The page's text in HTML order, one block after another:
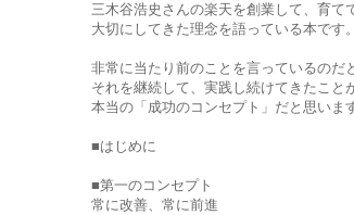
三木谷浩史さんの楽天を創業して、育て
大切にしてきた理念を語っている本です。
非常に当たり前のことを言っているのだ
それを継続して、実践し続けてきたこと
本当の「成功のコンセプト」だと思いま
■はじめに
■第一のコンセプト
常に改善、常に前進